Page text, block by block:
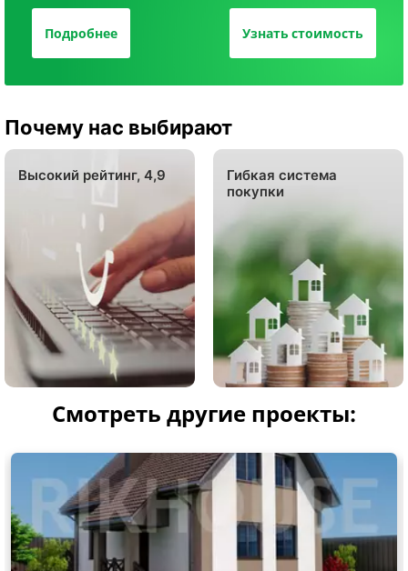
Подробнее Узнать стоимость
Почему нас выбирают
Высокий рейтинг, 4,9
Гибкая система
покупки
Смотреть другие проекты: